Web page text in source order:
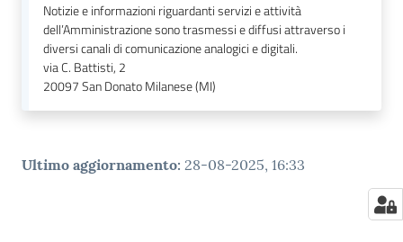
Notizie e informazioni riguardanti servizi e attività
dell’Amministrazione sono trasmessi e diffusi attraverso i
diversi canali di comunicazione analogici e digitali.
via C. Battisti, 2
20097San Donato Milanese (MI)
Ultimo aggiornamento: 28-08-2025, 16:33